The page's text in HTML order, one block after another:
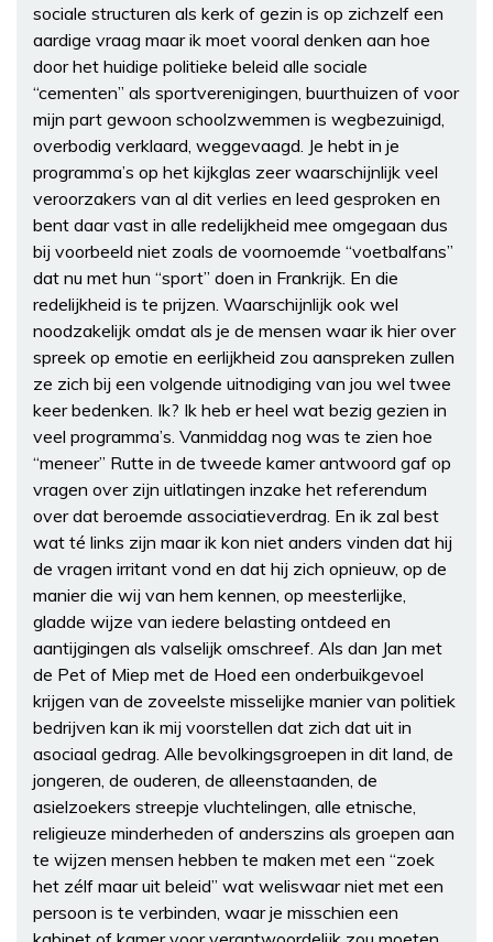
sociale structuren als kerk of gezin is op zichzelf een
aardige vraag maar ik moet vooral denken aan hoe
door het huidige politieke beleid alle sociale
“cementen” als sportverenigingen, buurthuizen of voor
mijn part gewoon schoolzwemmen is wegbezuinigd,
overbodig verklaard, weggevaagd. Je hebt in je
programma’s op het kijkglas zeer waarschijnlijk veel
veroorzakers van al dit verlies en leed gesproken en
bent daar vast in alle redelijkheid mee omgegaan dus
bij voorbeeld niet zoals de voornoemde “voetbalfans”
dat nu met hun “sport” doen in Frankrijk. En die
redelijkheid is te prijzen. Waarschijnlijk ook wel
noodzakelijk omdat als je de mensen waar ik hier over
spreek op emotie en eerlijkheid zou aanspreken zullen
ze zich bij een volgende uitnodiging van jou wel twee
keer bedenken. Ik? Ik heb er heel wat bezig gezien in
veel programma’s. Vanmiddag nog was te zien hoe
“meneer” Rutte in de tweede kamer antwoord gaf op
vragen over zijn uitlatingen inzake het referendum
over dat beroemde associatieverdrag. En ik zal best
wat té links zijn maar ik kon niet anders vinden dat hij
de vragen irritant vond en dat hij zich opnieuw, op de
manier die wij van hem kennen, op meesterlijke,
gladde wijze van iedere belasting ontdeed en
aantijgingen als valselijk omschreef. Als dan Jan met
de Pet of Miep met de Hoed een onderbuikgevoel
krijgen van de zoveelste misselijke manier van politiek
bedrijven kan ik mij voorstellen dat zich dat uit in
asociaal gedrag. Alle bevolkingsgroepen in dit land, de
jongeren, de ouderen, de alleenstaanden, de
asielzoekers streepje vluchtelingen, alle etnische,
religieuze minderheden of anderszins als groepen aan
te wijzen mensen hebben te maken met een “zoek
het zélf maar uit beleid” wat weliswaar niet met een
persoon is te verbinden, waar je misschien een